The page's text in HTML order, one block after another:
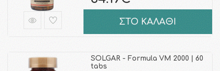
ΣΤΟ ΚΑΛΑΘΙ
SOLGAR - Formula VM 2000 | 60
tabs